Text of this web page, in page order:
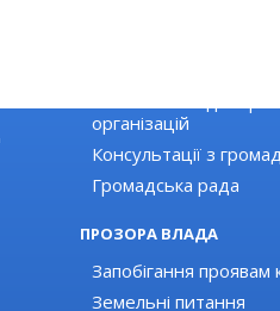
організацій
Консультації з
Громадська рада
ПРОЗОРА ВЛАДА
Запобігання проявам
Земельні питання